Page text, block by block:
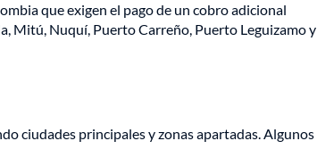
que exigen el pago de un cobro adicional
Mitú, Nuquí, Puerto Carreño, Puerto Leguizamo y
ciudades principales y zonas apartadas. Algunos